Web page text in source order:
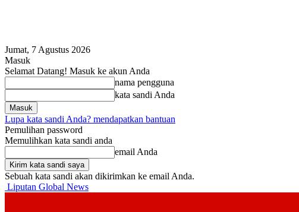
Jumat, 7 Agustus 2026
Masuk
Selamat Datang! Masuk ke akun Anda
nama pengguna
kata sandi Anda
Lupa kata sandi Anda? mendapatkan bantuan
Pemulihan password
Memulihkan kata sandi anda
email Anda
Sebuah kata sandi akan dikirimkan ke email Anda.
Liputan Global News